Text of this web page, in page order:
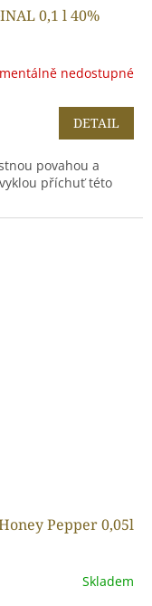
0,1 l 40%
nedostupné
DETAIL
povahou a
příchuť této
Pepper 0,05l
Skladem